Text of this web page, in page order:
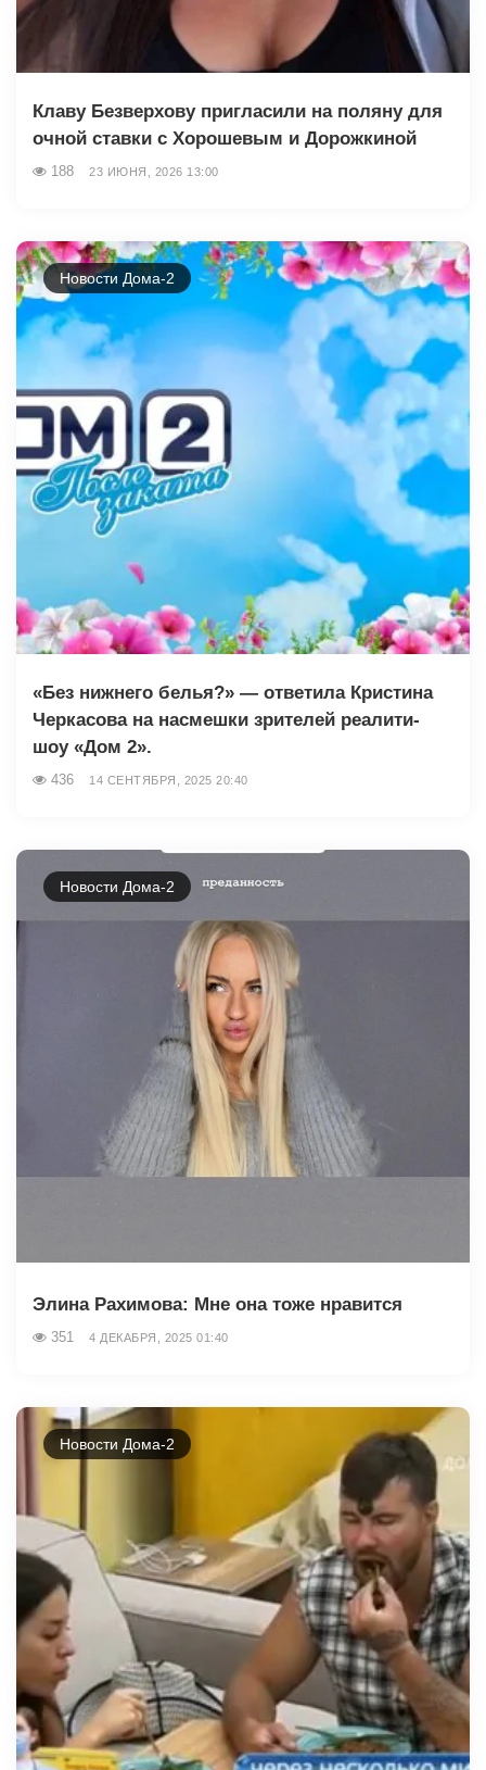
Клаву Безверхову пригласили на поляну для
очной ставки с Хорошевым и Дорожкиной
188 23 ИЮНЯ, 2026 13:00
Новости Дома-2
«Без нижнего белья?» — ответила Кристина
Черкасова на насмешки зрителей реалити-
шоу «Дом 2».
436 14 СЕНТЯБРЯ, 2025 20:40
Новости Дома-2
Элина Рахимова: Мне она тоже нравится
351 4 ДЕКАБРЯ, 2025 01:40
Новости Дома-2